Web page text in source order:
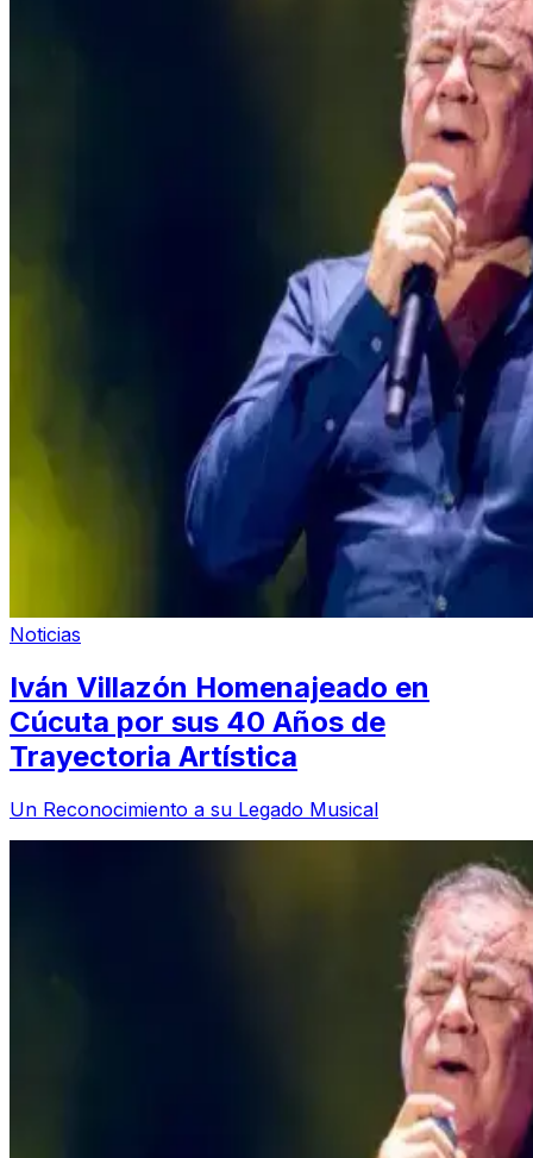
Noticias
Iván Villazón Homenajeado en
Cúcuta por sus 40 Años de
Trayectoria Artística
Un Reconocimiento a su Legado Musical